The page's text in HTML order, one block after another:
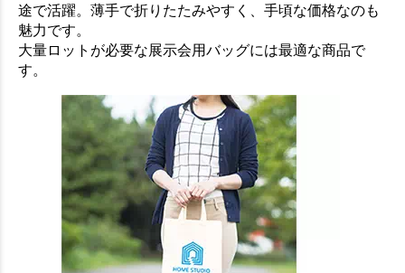
途で活躍。薄手で折りたたみやすく、手頃な価格なのも
魅力です。
大量ロットが必要な展示会用バッグには最適な商品で
す。